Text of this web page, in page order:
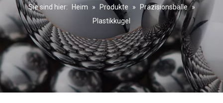
Sie sind hier: Heim » Produkte » Präzisionsbälle »
Plastikkugel